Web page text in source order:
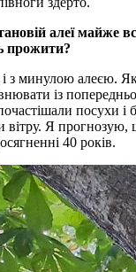
алеї майже
прожити?
з минулою алеєю.
із
посухи і
Я прогнозую,
40 років.